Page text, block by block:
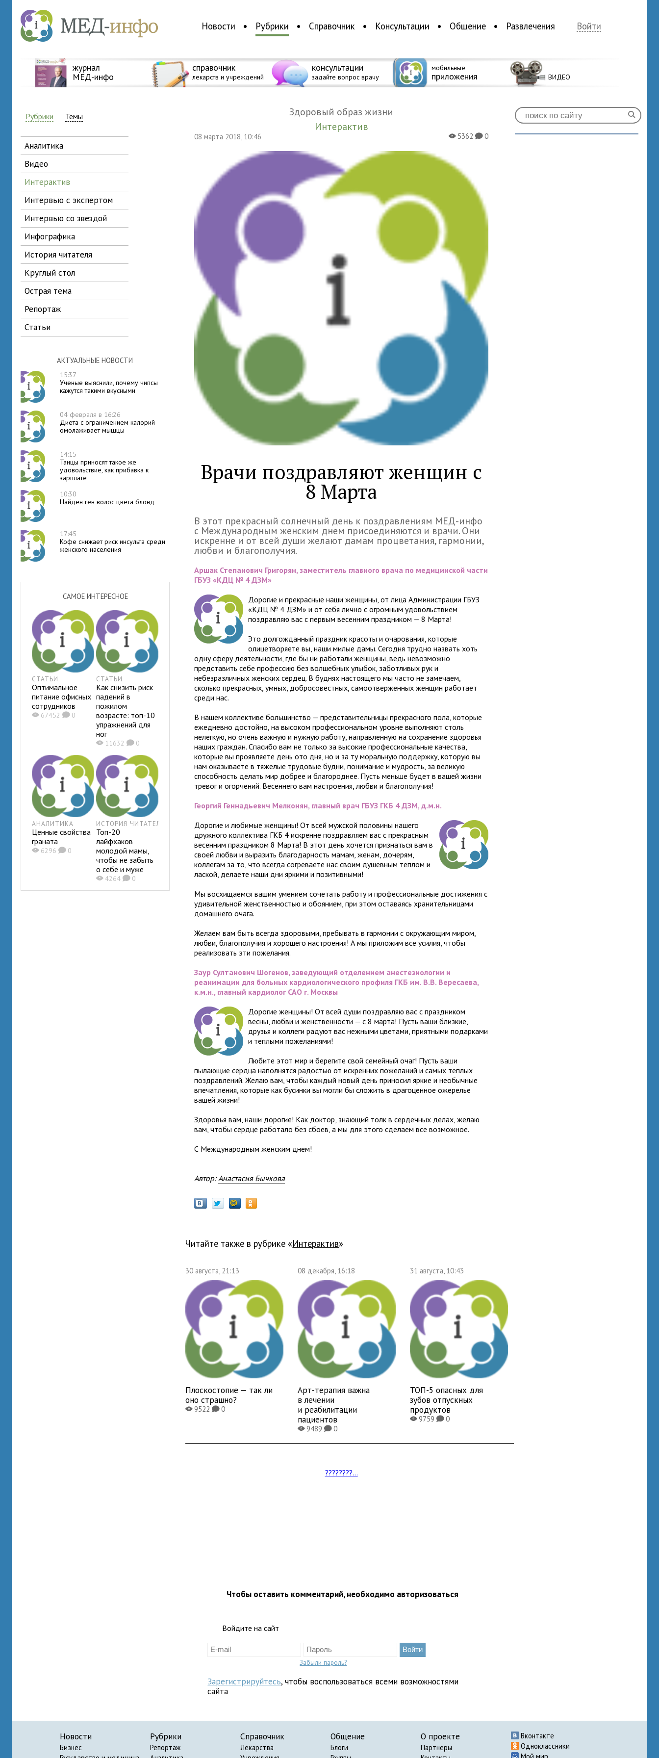
Новости Рубрики Справочник Консультации Общение Развлечения Войти
журнал
МЕД-инфо
справочник
лекарств и учреждений
консультации
задайте вопрос врачу
мобильные
приложения ВИДЕО
Рубрики Темы
аналитика
видео
интерактив
интервью с экспертом
интервью со звездой
инфографика
история читателя
круглый стол
острая тема
репортаж
статьи
АКТУАЛЬНЫЕ НОВОСТИ
15:37
Ученые выяснили, почему чипсы
кажутся такими вкусными
04 февраля в 16:26
Диета с ограничением калорий
омолаживает мышцы
14:15
Танцы приносят такое же
удовольствие, как прибавка к
зарплате
10:30
Найден ген волос цвета блонд
17:45
Кофе снижает риск инсульта среди
женского населения
САМОЕ ИНТЕРЕСНОЕ
СТАТЬИ
Оптимальное
питание офисных
сотрудников
X67452K0
СТАТЬИ
Как снизить риск
падений в
пожилом
возрасте: топ-10
упражнений для
ног
X11632K0
АНАЛИТИКА
Ценные свойства
граната
X6296K0
ИСТОРИЯ ЧИТАТЕЛЯ
Топ-20
лайфхаков
молодой мамы,
чтобы не забыть
о себе и муже
X4264K0
Здоровый образ жизни
Интерактив
08 марта 2018, 10:46 X5362K0
Врачи поздравляют женщин с
8 Марта
В этот прекрасный солнечный день к поздравлениям МЕД-инфо
с Международным женским днем присоединяются и врачи. Они
искренне и от всей души желают дамам процветания, гармонии,
любви и благополучия.
Аршак Степанович Григорян, заместитель главного врача по медицинской части
ГБУЗ «КДЦ № 4 ДЗМ»
Дорогие и прекрасные наши женщины, от лица Администрации ГБУЗ
«КДЦ № 4 ДЗМ» и от себя лично с огромным удовольствием
поздравляю вас с первым весенним праздником — 8 Марта!
Это долгожданный праздник красоты и очарования, которые
олицетворяете вы, наши милые дамы. Сегодня трудно назвать хоть
одну сферу деятельности, где бы ни работали женщины, ведь невозможно
представить себе профессию без волшебных улыбок, заботливых рук и
небезразличных женских сердец. В буднях настоящего мы часто не замечаем,
сколько прекрасных, умных, добросовестных, самоотверженных женщин работает
среди нас.
В нашем коллективе большинство — представительницы прекрасного пола, которые
ежедневно достойно, на высоком профессиональном уровне выполняют столь
нелегкую, но очень важную и нужную работу, направленную на сохранение здоровья
наших граждан. Спасибо вам не только за высокие профессиональные качества,
которые вы проявляете день ото дня, но и за ту моральную поддержку, которую вы
нам оказываете в тяжелые трудовые будни, понимание и мудрость, за великую
способность делать мир добрее и благороднее. Пусть меньше будет в вашей жизни
тревог и огорчений. Весеннего вам настроения, любви и благополучия!
Георгий Геннадьевич Мелконян, главный врач ГБУЗ ГКБ 4 ДЗМ, д.м.н.
Дорогие и любимые женщины! От всей мужской половины нашего
дружного коллектива ГКБ 4 искренне поздравляем вас с прекрасным
весенним праздником 8 Марта! В этот день хочется признаться вам в
своей любви и выразить благодарность мамам, женам, дочерям,
коллегам за то, что всегда согреваете нас своим душевным теплом и
лаской, делаете наши дни яркими и позитивными!
Мы восхищаемся вашим умением сочетать работу и профессиональные достижения с
удивительной женственностью и обоянием, при этом оставаясь хранительницами
домашнего очага.
Желаем вам быть всегда здоровыми, пребывать в гармонии с окружающим миром,
любви, благополучия и хорошего настроения! А мы приложим все усилия, чтобы
реализовать эти пожелания.
Заур Султанович Шогенов, заведующий отделением анестезиологии и
реанимации для больных кардиологического профиля ГКБ им. В.В. Вересаева,
к.м.н., главный кардиолог САО г. Москвы
Дорогие женщины! От всей души поздравляю вас с праздником
весны, любви и женственности — с 8 марта! Пусть ваши близкие,
друзья и коллеги радуют вас нежными цветами, приятными подарками
и теплыми пожеланиями!
Любите этот мир и берегите свой семейный очаг! Пусть ваши
пылающие сердца наполнятся радостью от искренних пожеланий и самых теплых
поздравлений. Желаю вам, чтобы каждый новый день приносил яркие и необычные
впечатления, которые как бусинки вы могли бы сложить в драгоценное ожерелье
вашей жизни!
Здоровья вам, наши дорогие! Как доктор, знающий толк в сердечных делах, желаю
вам, чтобы сердце работало без сбоев, а мы для этого сделаем все возможное.
С Международным женским днем!
Автор:Анастасия Бычкова
Читайте также в рубрике « Интерактив»
30 августа, 21:13
Плоскостопие — так ли
оно страшно?
X9522K0
08 декабря, 16:18
Арт-терапия важна
в лечении
и реабилитации
пациентов
X9489K0
31 августа, 10:43
ТОП-5 опасных для
зубов отпускных
продуктов
X9759K0
????????...
Чтобы оставить комментарий, необходимо авторизоваться
Войдите на сайт
Забыли пароль?
Зарегистрируйтесь, чтобы воспользоваться всеми возможностями
сайта
Новости
Бизнес
Рубрики
Репортаж
Справочник
Лекарства
Общение
Блоги
О проекте
Партнеры
Вконтакте
Одноклассники